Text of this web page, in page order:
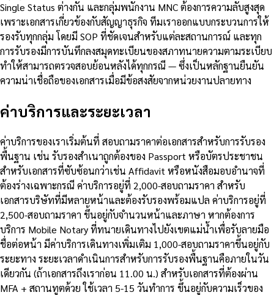
Single Status ต่างกัน และกลุ่มพนักงาน MNC ต้องการความลับสูงสุด
เพราะเอกสารเกี่ยวข้องกับสัญญาธุรกิจ ทีมเราออกแบบกระบวนการให้
รองรับทุกกลุ่ม โดยมี SOP ที่ชัดเจนสำหรับแต่ละสถานการณ์ และทุก
การรับรองมีการบันทึกลงสมุดทะเบียนของสภาทนายความตามระเบียบ
ทำให้สามารถตรวจสอบย้อนหลังได้ทุกกรณี — ซึ่งเป็นหลักฐานยืนยัน
ความน่าเชื่อถือของเอกสารเมื่อมีข้อสงสัยจากหน่วยงานปลายทาง
ค่าบริการและระยะเวลา
ค่าบริการของเราเริ่มต้นที่ สอบถามราคาต่อเอกสารสำหรับการรับรอง
พื้นฐาน เช่น รับรองสำเนาถูกต้องของ Passport หรือบัตรประชาชน
สำหรับเอกสารที่ซับซ้อนกว่าเช่น Affidavit หรือหนังสือมอบอำนาจที่
ต้องร่างเฉพาะกรณี ค่าบริการอยู่ที่ 2,000-สอบถามราคา สำหรับ
เอกสารบริษัทที่มีหลายหน้าและต้องรับรองพร้อมแปล ค่าบริการอยู่ที่
2,500-สอบถามราคา ขึ้นอยู่กับจำนวนหน้าและภาษา หากต้องการ
บริการ Mobile Notary ที่ทนายเดินทางไปยังเขตแม่น้ำเพื่อรับลายมือ
ชื่อต่อหน้า มีค่าบริการเดินทางเพิ่มเติม 1,000-สอบถามราคาขึ้นอยู่กับ
ระยะทาง ระยะเวลาดำเนินการสำหรับการรับรองพื้นฐานคือภายในวัน
เดียวกัน (ถ้าเอกสารถึงเราก่อน 11.00 น.) สำหรับเอกสารที่ต้องผ่าน
MFA + สถานทูตด้วย ใช้เวลา 5-15 วันทำการ ขึ้นอยู่กับความเร็วของ